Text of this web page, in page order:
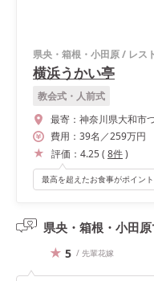
県央・箱根・小田原/ レス
横浜うかい亭
教会式・人前式
最寄： 神奈川県大和市
費用： 39名 ／259万円
評価： 4.25( 8件)
県央・箱根・小田
5 / 先輩花嫁